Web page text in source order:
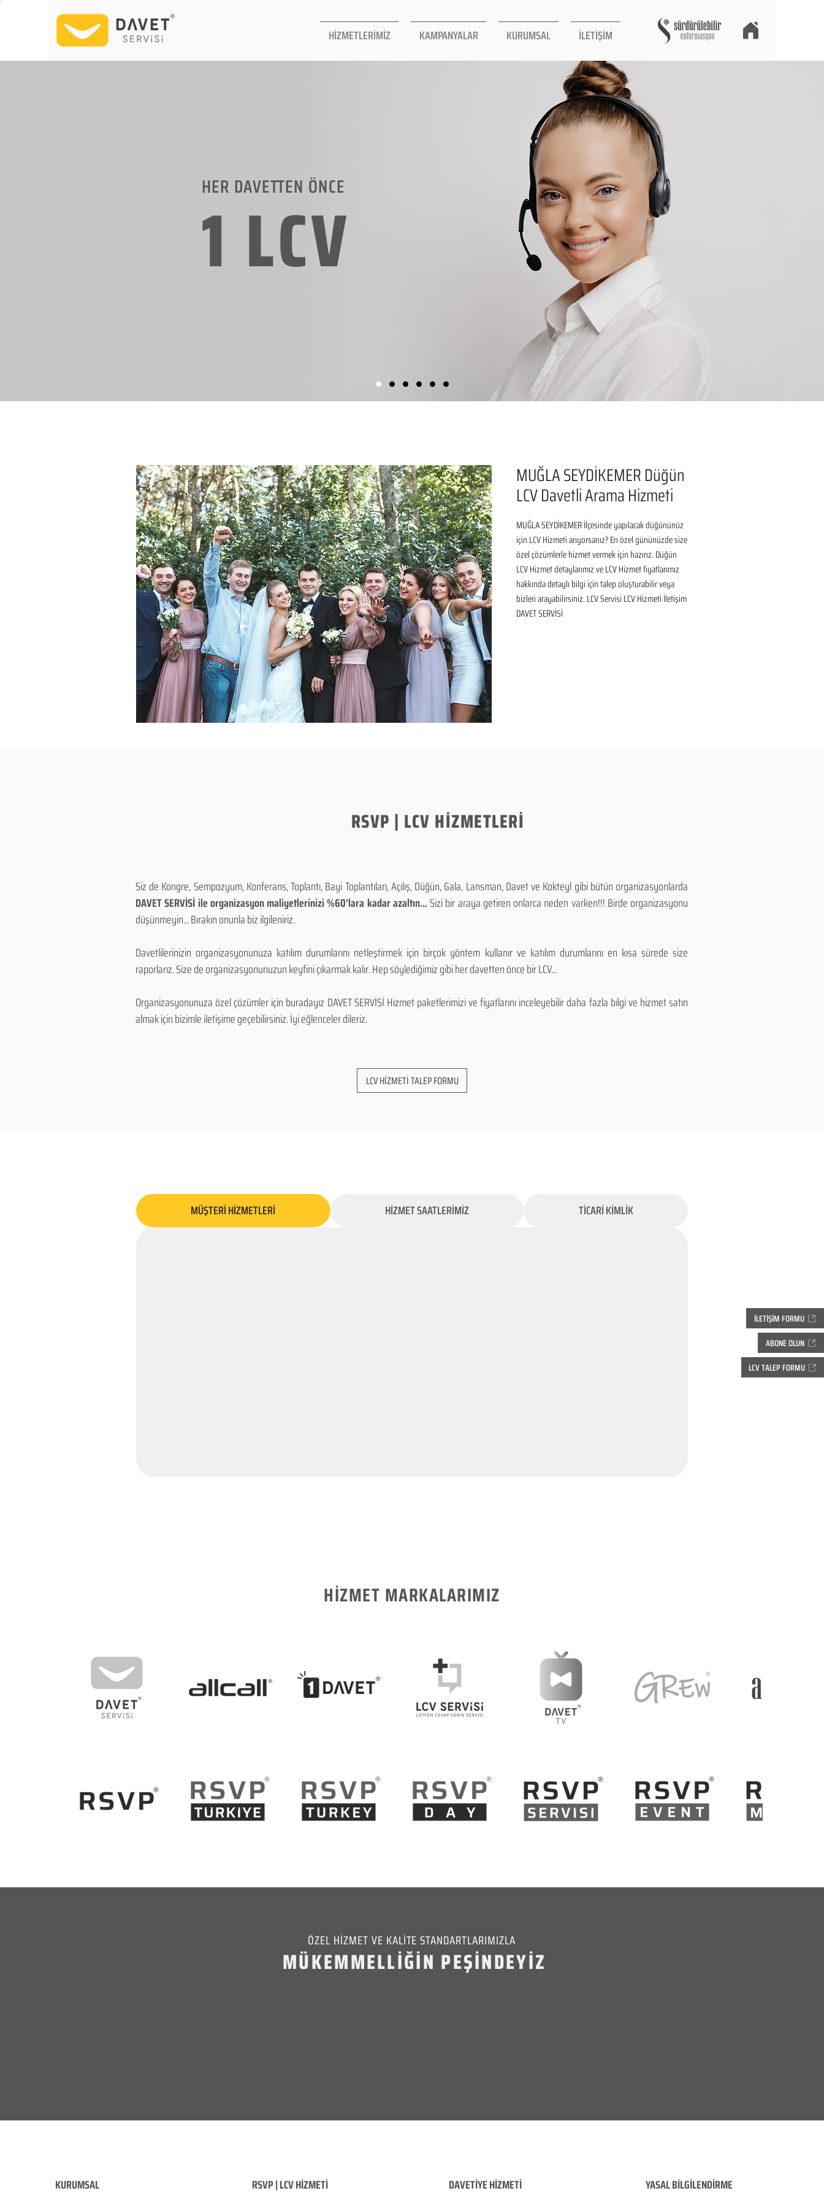
HİZMETLERİMİZ KAMPANYALAR KURUMSAL İLETİŞİM
ABONE OLUN
LCV TALEP FORMU
İLETİŞİM FORMU
HER DAVETTEN ÖNCE
1 LCV
MUĞLA SEYDİKEMER Düğün
LCV Davetli Arama Hizmeti
MUĞLA SEYDİKEMER İlçesinde yapılacak düğününüz
için LCV Hizmeti arıyorsanız? En özel gününüzde size
özel çözümlerle hizmet vermek için hazırız. Düğün
LCV Hizmet detaylarımız ve LCV Hizmet fiyatlarımız
hakkında detaylı bilgi için talep oluşturabilir veya
bizleri arayabilirsiniz. LCV Servisi LCV Hizmeti İletişim
DAVET SERVİSİ
RSVP | LCV HİZMETLERİ
Siz de Kongre, Sempozyum, Konferans, Toplantı, Bayi Toplantıları, Açılış, Düğün, Gala, Lansman, Davet ve Kokteyl gibi bütün organizasyonlarda
DAVET SERVİSİ ile organizasyon maliyetlerinizi %60'lara kadar azaltın...Sizi bir araya getiren onlarca neden varken!!! Birde organizasyonu
düşünmeyin... Bırakın onunla biz ilgileniriz.
Davetlilerinizin organizasyonunuza katılım durumlarını netleştirmek için birçok yöntem kullanır ve katılım durumlarını en kısa sürede size
raporlarız. Size de organizasyonunuzun keyfini çıkarmak kalır. Hep söylediğimiz gibi her davetten önce bir LCV...
Organizasyonunuza özel çözümler için buradayız DAVET SERVİSİ Hizmet paketlerimizi ve fiyatlarını inceleyebilir daha fazla bilgi ve hizmet satın
almak için bizimle iletişime geçebilirsiniz. İyi eğlenceler dileriz.
LCV HİZMETİ TALEP FORMU
MÜŞTERİ HİZMETLERİ HİZMET SAATLERİMİZ TİCARİ KİMLİK
HİZMET MARKALARIMIZ
ÖZEL HİZMET VE KALİTE STANDARTLARIMIZLA
MÜKEMMELLİĞİN PEŞİNDEYİZ
KURUMSAL RSVP | LCV HİZMETİ DAVETİYE HİZMETİ YASAL BİLGİLENDİRME